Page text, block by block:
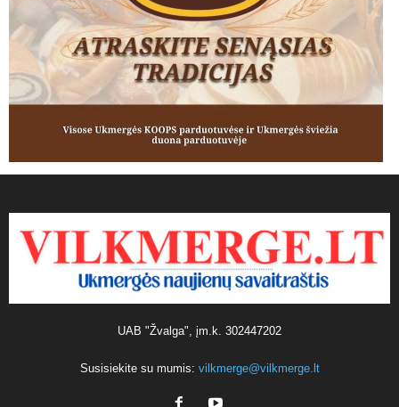
UAB "Žvalga", įm.k. 302447202
Susisiekite su mumis: vilkmerge@vilkmerge.lt